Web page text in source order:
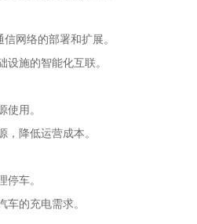
网络的部署和扩展。
设施的智能化互联。
使用。
，降低运营成本。
停车。
车的充电需求。